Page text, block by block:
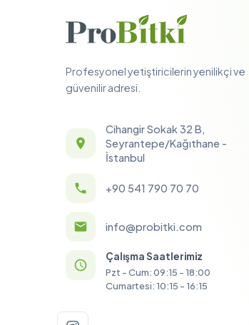
Profesyonel yetiştiricilerin yenilikçi ve
güvenilir adresi.
Cihangir Sokak 32 B,
Seyrantepe/Kağıthane -
İstanbul
+90 541 790 70 70
info@probitki.com
Çalışma Saatlerimiz
Pzt - Cum: 09:15 - 18:00
Cumartesi: 10:15 - 16:15